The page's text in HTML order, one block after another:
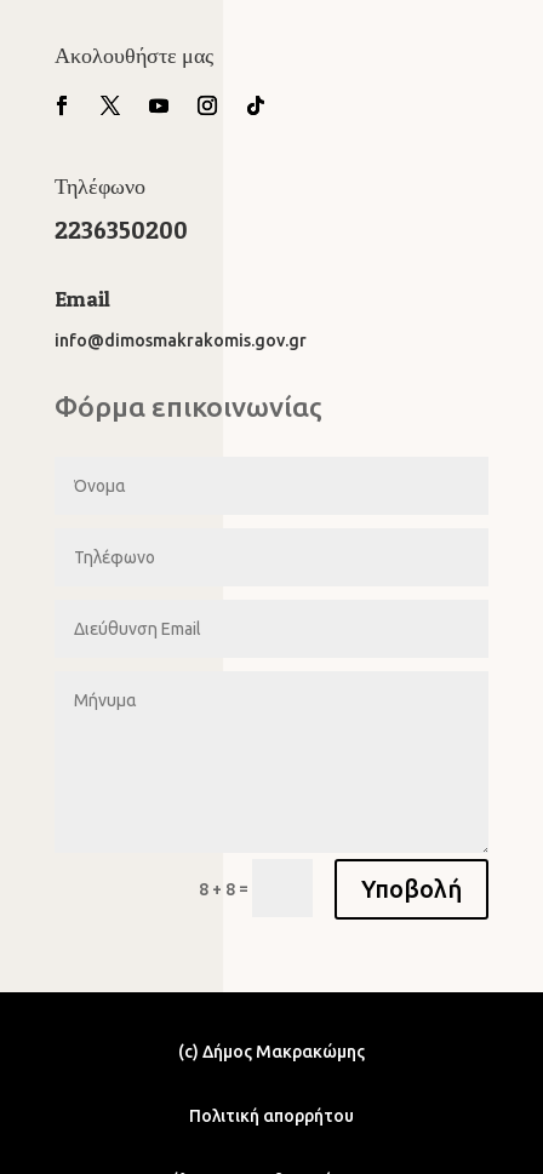
Ακολουθήστε μας
Τηλέφωνο
2236350200
Email
info@dimosmakrakomis.gov.gr
Φόρμα επικοινωνίας
8 + 8 = Υποβολή
(c) Δήμος Μακρακώμης
Πολιτική απορρήτου